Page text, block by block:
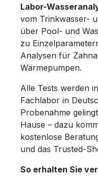
Labor-
vom Trinkwasser-
über Pool- und
zu
Analysen für
Wärmepumpen.
Alle Tests werden
Fachlabor in
Probenahme
Hause – dazu
kostenlose
und das Trusted-
So erhalten Sie